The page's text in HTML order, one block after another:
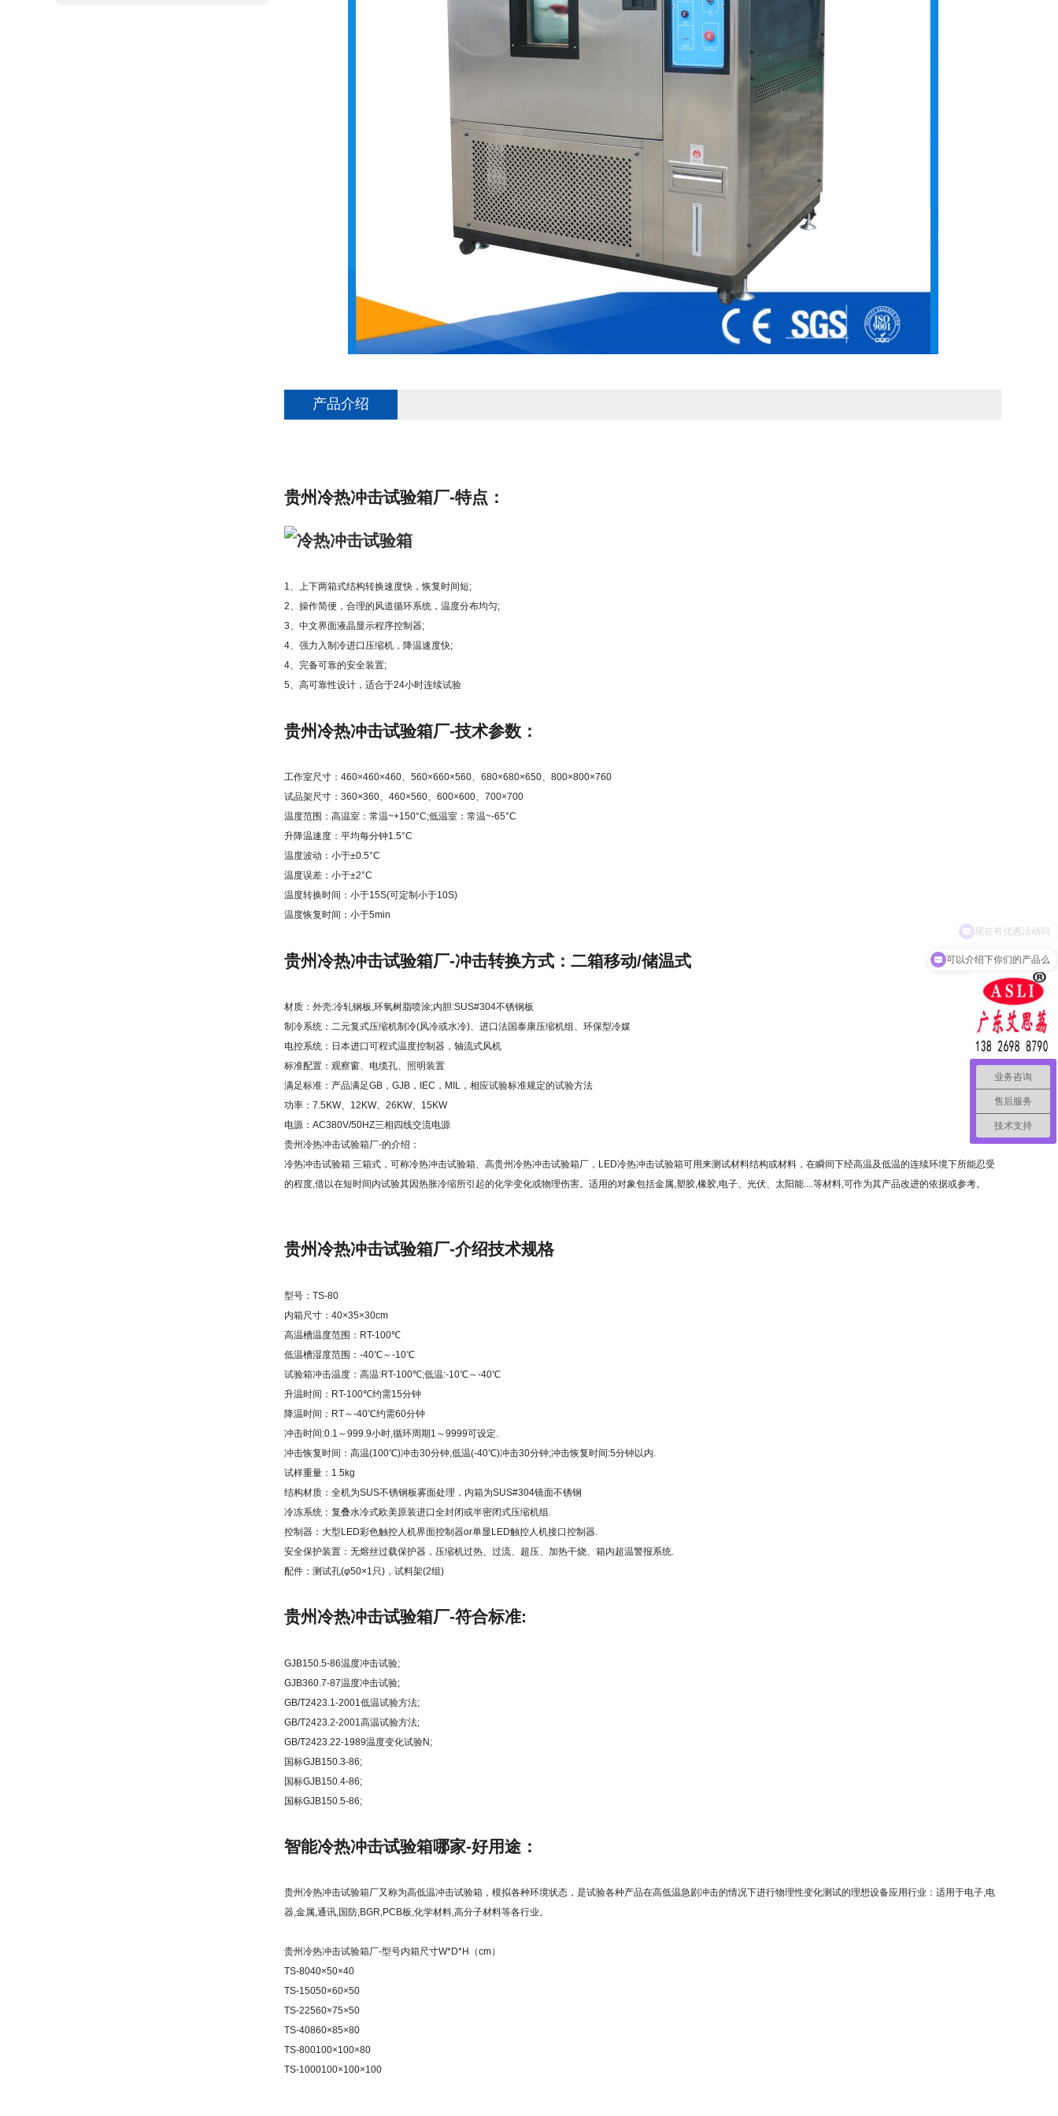
产品介绍
贵州冷热冲击试验箱厂-特点：
1、上下两箱式结构转换速度快，恢复时间短;
2、操作简便，合理的风道循环系统，温度分布均匀;
3、中文界面液晶显示程序控制器;
4、强力入制冷进口压缩机，降温速度快;
4、完备可靠的安全装置;
5、高可靠性设计，适合于24小时连续试验
贵州冷热冲击试验箱厂-技术参数：
工作室尺寸：460×460×460、560×660×560、680×680×650、800×800×760
试品架尺寸：360×360、460×560、600×600、700×700
温度范围：高温室：常温~+150°C;低温室：常温~-65°C
升降温速度：平均每分钟1.5°C
温度波动：小于±0.5°C
温度误差：小于±2°C
温度转换时间：小于15S(可定制小于10S)
温度恢复时间：小于5min
贵州冷热冲击试验箱厂-冲击转换方式：二箱移动/储温式
材质：外壳:冷轧钢板,环氧树脂喷涂;内胆:SUS#304不锈钢板
制冷系统：二元复式压缩机制冷(风冷或水冷)、进口法国泰康压缩机组、环保型冷媒
电控系统：日本进口可程式温度控制器，轴流式风机
标准配置：观察窗、电缆孔、照明装置
满足标准：产品满足GB，GJB，IEC，MIL，相应试验标准规定的试验方法
功率：7.5KW、12KW、26KW、15KW
电源：AC380V/50HZ三相四线交流电源
贵州冷热冲击试验箱厂-的介绍：
冷热冲击试验箱 三箱式，可称冷热冲击试验箱、高贵州冷热冲击试验箱厂 ，LED冷热冲击试验箱可用来测试材料结构或材料，在瞬间下经高温及低温的连续环境下所能忍受
的程度,借以在短时间内试验其因热胀冷缩所引起的化学变化或物理伤害。适用的对象包括金属,塑胶,橡胶,电子、光伏、太阳能....等材料,可作为其产品改进的依据或参考。
贵州冷热冲击试验箱厂-介绍技术规格
型号：TS-80
内箱尺寸：40×35×30cm
高温槽温度范围：RT-100℃
低温槽湿度范围：-40℃～-10℃
试验箱冲击温度：高温:RT-100℃;低温:-10℃～-40℃
升温时间：RT-100℃约需15分钟
降温时间：RT～-40℃约需60分钟
冲击时间:0.1～999.9小时,循环周期1～9999可设定.
冲击恢复时间：高温(100℃)冲击30分钟,低温(-40℃)冲击30分钟;冲击恢复时间:5分钟以内.
试样重量：1.5kg
结构材质：全机为SUS不锈钢板雾面处理，内箱为SUS#304镜面不锈钢
冷冻系统：复叠水冷式欧美原装进口全封闭或半密闭式压缩机组.
控制器：大型LED彩色触控人机界面控制器or单显LED触控人机接口控制器.
安全保护装置：无熔丝过载保护器，压缩机过热、过流、超压、加热干烧、箱内超温警报系统.
配件：测试孔(φ50×1只)，试料架(2组)
贵州冷热冲击试验箱厂-符合标准:
GJB150.5-86温度冲击试验;
GJB360.7-87温度冲击试验;
GB/T2423.1-2001低温试验方法;
GB/T2423.2-2001高温试验方法;
GB/T2423.22-1989温度变化试验N;
国标GJB150.3-86;
国标GJB150.4-86;
国标GJB150.5-86;
智能冷热冲击试验箱哪家-好用途：
贵州冷热冲击试验箱厂又称为高低温冲击试验箱，模拟各种环境状态，是试验各种产品在高低温急剧冲击的情况下进行物理性变化测试的理想设备应用行业：适用于电子,电
器,金属,通讯,国防,BGR,PCB板,化学材料,高分子材料等各行业。
贵州冷热冲击试验箱厂-型号内箱尺寸W*D*H（cm）
TS-8040×50×40
TS-15050×60×50
TS-22560×75×50
TS-40860×85×80
TS-800100×100×80
TS-1000100×100×100
业务咨询
售后服务
技术支持
可以介绍下你们的产品么